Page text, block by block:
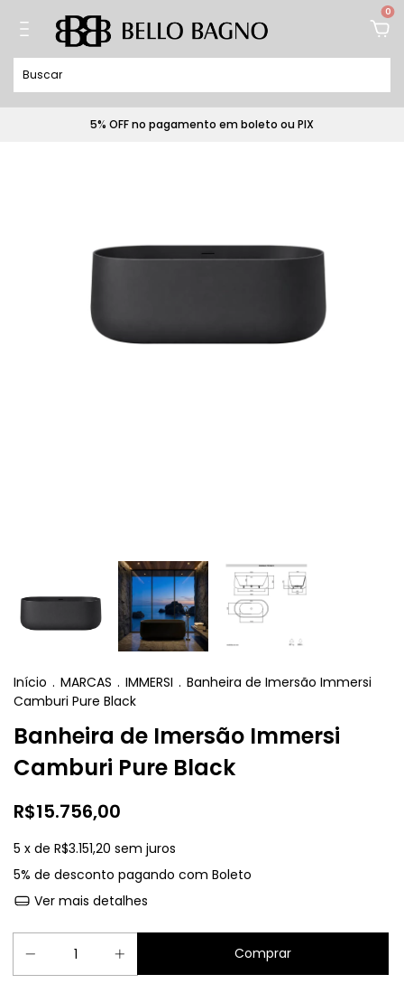
0
5% OFF no pagamento em boleto ou PIX
Início . MARCAS . IMMERSI . Banheira de Imersão Immersi
Camburi Pure Black
Banheira de Imersão Immersi
Camburi Pure Black
R$15.756,00
5 x de R$3.151,20 sem juros
5% de desconto pagando com Boleto
Ver mais detalhes